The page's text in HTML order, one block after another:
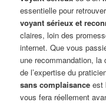
essentielle pour
voyant sérieux et
claires, loin des
internet. Que vous
une recommandation, la
de l’expertise du
sans complaisance est
vous fera réellement